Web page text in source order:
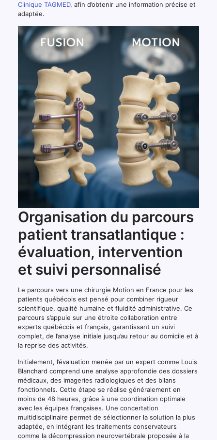
Clinique TAGMED, afin d’obtenir une information précise et
adaptée.
Organisation du parcours
patient transatlantique :
évaluation, intervention
et suivi personnalisé
Le parcours vers une chirurgie Motion en France pour les
patients québécois est pensé pour combiner rigueur
scientifique, qualité humaine et fluidité administrative. Ce
parcours s’appuie sur une étroite collaboration entre
experts québécois et français, garantissant un suivi
complet, de l’analyse initiale jusqu’au retour au domicile et à
la reprise des activités.
Initialement, l’évaluation menée par un expert comme Louis
Blanchard comprend une analyse approfondie des dossiers
médicaux, des imageries radiologiques et des bilans
fonctionnels. Cette étape se réalise généralement en
moins de 48 heures, grâce à une coordination optimale
avec les équipes françaises. Une concertation
multidisciplinaire permet de sélectionner la solution la plus
adaptée, en intégrant les traitements conservateurs
comme la décompression neurovertébrale proposée à la